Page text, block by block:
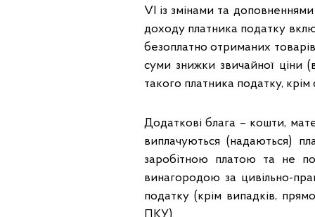
VI із змінами та
доходу платника податку
безоплатно отриманих
суми знижки звичайної ціни
такого платника податку, крім
Додаткові блага – кошти,
виплачуються (надаються)
заробітною платою та не
винагородою за цивільно-
податку (крім випадків,